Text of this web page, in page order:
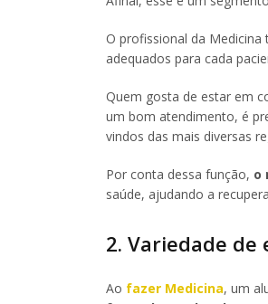
O profissional da
adequados para cada
Quem gosta de estar em
um bom atendimento, é
vindos das mais diversas
Por conta dessa função, o
saúde, ajudando a
2. Variedade de
Ao fazer Medicina, um